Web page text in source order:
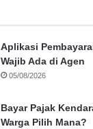
Aplikasi
Wajib Ada di Agen
05/08/2026
Bayar Pajak
Warga Pilih Mana?